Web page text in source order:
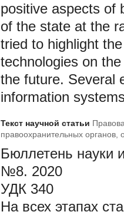
positive aspects of
of the state at the
tried to highlight
technologies on
the future. Several
information
Текст научной статьи
правоохранительных
Бюллетень науки
№8. 2020
УДК
На всех этапах